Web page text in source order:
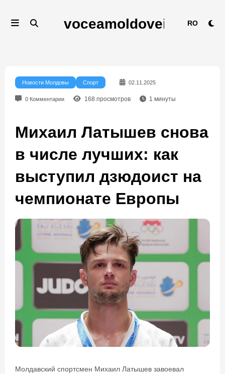
содержимому
RO
Новости Молдовы Спорт 02.11.2025
0 Комментарии 168 просмотров 1 минуты
Михаил Латышев снова
в числе лучших: как
выступил дзюдоист на
чемпионате Европы
Молдавский спортсмен Михаил Латышев завоевал